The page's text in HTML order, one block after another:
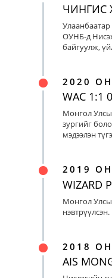
ЧИНГИС
ОУНБ-д
байгуулж,
2020 ОН
WAC 1:1
Монгол
зургийг
мэдээлэн
2019 ОН
WIZARD
Монгол
нэвтрүүлсэн.
2018 ОН
AIS